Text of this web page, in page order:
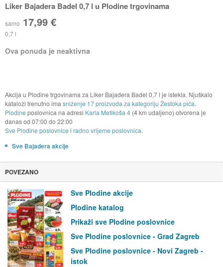
Liker Bajadera Badel 0,7 l u Plodine trgovinama
samo 17,99 €
0,7 l
Ova ponuda je neaktivna
Akcija u Plodine trgovinama za Liker Bajadera Badel 0,7 l je istekla. Njuškalo
katalozi trenutno ima sniženje 17 proizvoda za kategoriju Žestoka pića.
Plodine poslovnica na adresi Karla Metikoša 4(4 km udaljeno) otvorena je
danas od 07:00 do 22:00
Sve Plodine poslovnice i radno vrijeme poslovnica.
Sve Bajadera akcije
POVEZANO
Sve Plodine akcije
Plodine katalog
Prikaži sve Plodine poslovnice
Sve Plodine poslovnice - Grad Zagreb
Sve Plodine poslovnice - Novi Zagreb -
istok